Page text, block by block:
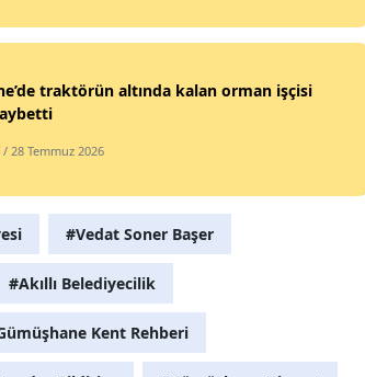
Aksaray
Karaman
traktörün altında kalan orman işçisi
/ 28 Temmuz 2026
#Vedat Soner Başer
#Akıllı Belediyecilik
Kent Rehberi